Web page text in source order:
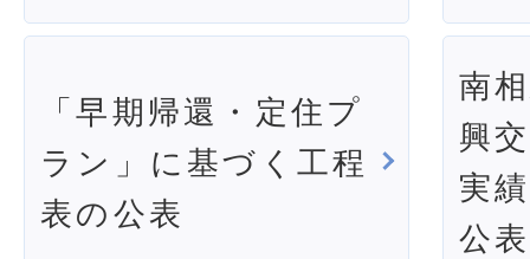
「早期帰還・定住プ
ラン」に基づく工程
表の公表
南
興
実
公